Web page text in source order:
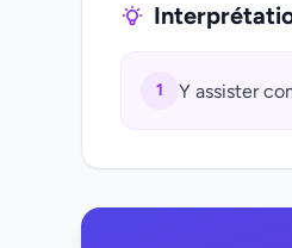
1 Y assister